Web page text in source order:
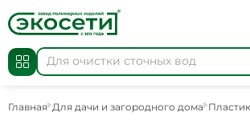
Главная Для дачи и загородного дома